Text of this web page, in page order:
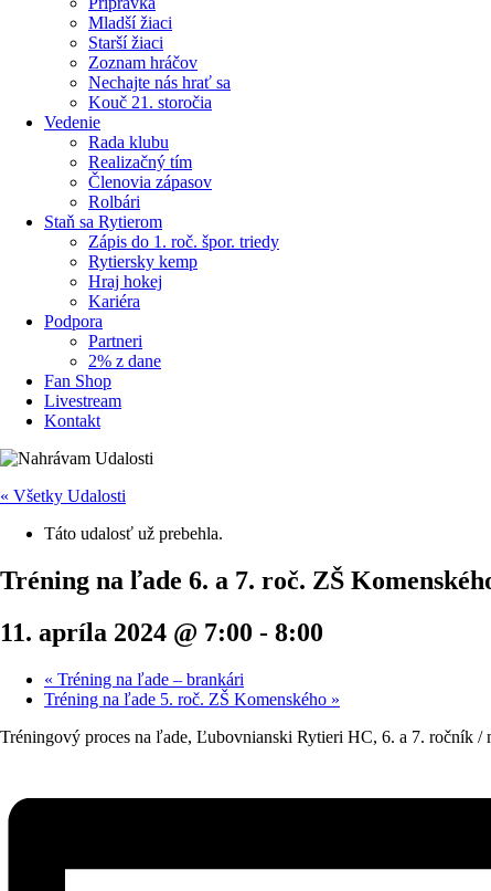
Mladší žiaci
Starší žiaci
Zoznam hráčov
Nechajte nás hrať sa
Kouč 21. storočia
Vedenie
Rada klubu
Realizačný tím
Členovia zápasov
Rolbári
Staň sa Rytierom
Zápis do 1. roč. špor. triedy
Rytiersky kemp
Hraj hokej
Kariéra
Podpora
Partneri
2% z dane
Fan Shop
Livestream
Kontakt
« Všetky Udalosti
Táto udalosť už prebehla.
Tréning na ľade 6. a 7. roč. ZŠ
11. apríla 2024 @ 7:00 - 8:00
« Tréning na ľade – brankári
Tréning na ľade 5. roč. ZŠ Komenského »
Tréningový proces na ľade, Ľubovnianski Rytieri HC, 6. a 7. ročník /